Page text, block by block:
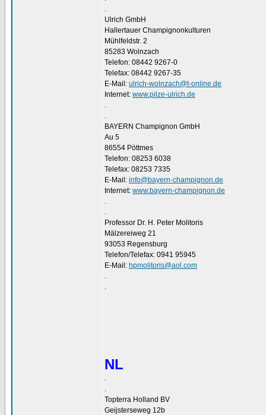
.
Ulrich GmbH
Hallertauer Champignonkulturen
Mühlfeldstr. 2
85283 Wolnzach
Telefon: 08442 9267-0
Telefax: 08442 9267-35
E-Mail: ulrich-wolnzach@t-online.de
Internet: www.pilze-ulrich.de
.
.
BAYERN Champignon GmbH
Au 5
86554 Pöttmes
Telefon: 08253 6038
Telefax: 08253 7335
E-Mail: info@bayern-champignon.de
Internet: www.bayern-champignon.de
.
.
Professor Dr. H. Peter Molitoris
Mälzereiweg 21
93053 Regensburg
Telefon/Telefax: 0941 95945
E-Mail: hpmolitoris@aol.com
.
.
NL
.
.
Topterra Holland BV
Geijsterseweg 12b